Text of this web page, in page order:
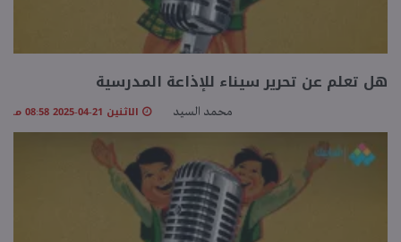
هل تعلم عن تحرير سيناء للإذاعة المدرسية
محمد السيد الاثنين 21-04-2025 08:58 مـ